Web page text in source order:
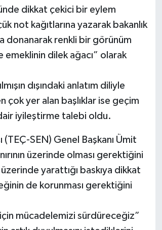
dikkat çekici bir eylem
not kağıtlarına yazarak bakanlık
donanarak renkli bir görünüm
dilek ağacı” olarak
dışındaki anlatım diliyle
çok yer alan başlıklar ise geçim
dair iyileştirme talebi oldu.
(TEÇ-SEN) Genel Başkanı Ümit
üzerinde olması gerektiğini
yarattığı baskıya dikkat
de korunması gerektiğini
için mücadelemizi sürdüreceğiz”